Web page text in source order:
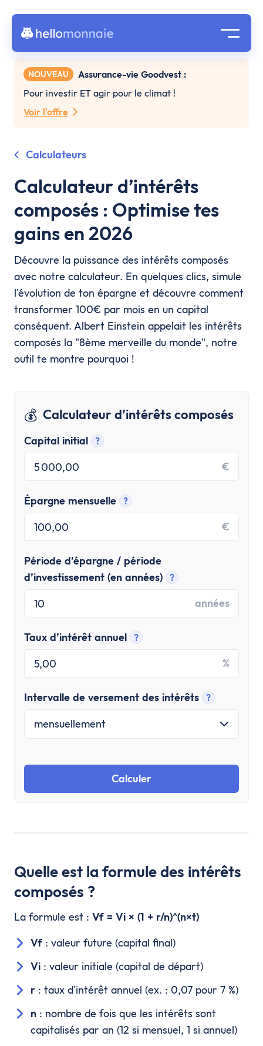
NOUVEAU
Assurance-vie Goodvest :
Pour investir ET agir pour le climat !
Voir l'offre
Calculateurs
Calculateur d’intérêts
composés : Optimise tes
gains en 2026
Découvre la puissance des intérêts composés
avec notre calculateur. En quelques clics, simule
l'évolution de ton épargne et découvre comment
transformer 100€ par mois en un capital
conséquent. Albert Einstein appelait les intérêts
composés la "8ème merveille du monde", notre
outil te montre pourquoi !
💰 Calculateur d’intérêts composés
Capital initial ?
€
Épargne mensuelle ?
€
Période d’épargne / période
d’investissement (en années) ?
années
Taux d’intérêt annuel ?
%
Intervalle de versement des intérêts ?
mensuellement
Calculer
Quelle est la formule des intérêts
composés ?
La formule est : Vf = Vi × (1 + r/n)^(n×t)
Vf: valeur future (capital final)
Vi : valeur initiale (capital de départ)
r : taux d'intérêt annuel (ex. : 0,07 pour 7 %)
n : nombre de fois que les intérêts sont
capitalisés par an (12 si mensuel, 1 si annuel)